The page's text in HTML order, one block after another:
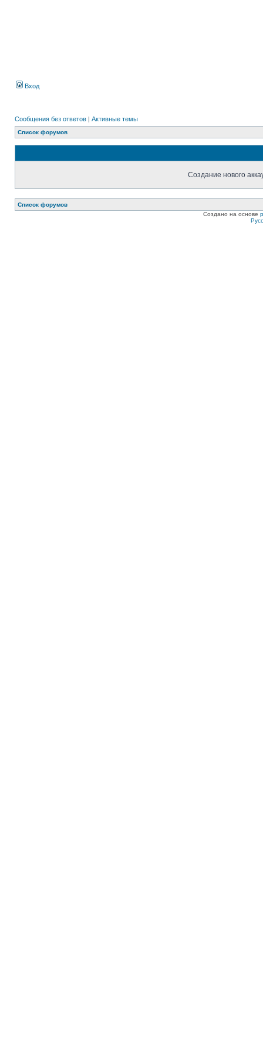
Вход
Сообщения без ответов | Активные темы
Список форумов
Создание нового
Список форумов
Создано на основе